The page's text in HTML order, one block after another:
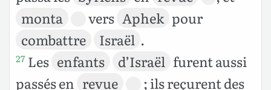
monta
vers Aphek pour
combattre
Israël .
27 Les enfants d’Israël furent aussi
passés en revue
; ils reçurent des